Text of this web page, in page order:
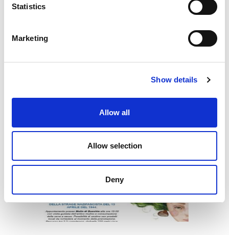
Statistics
Marketing
Show details
Allow all
Allow selection
Deny
DATI ULTERIORI
NEWS